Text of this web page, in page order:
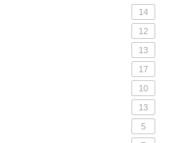
14
12
13
17
10
13
5